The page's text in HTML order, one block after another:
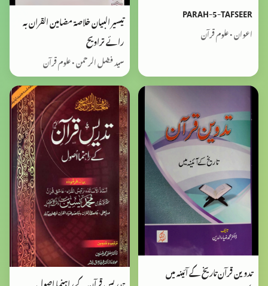
PARAH-5-TAFSEER
اعوان • علوم قرآن
تیسیر البیان خلاصۃ مضامین القران بہ
رائے تراویح
سید فضل الرحمن • علوم قرآن
تدوین قرآن تاریخ کے آئینہ میں